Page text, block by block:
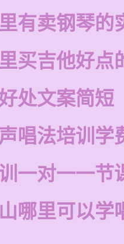
有卖钢琴的
买吉他好点
处文案简短
唱法培训学
一对一一节
哪里可以学